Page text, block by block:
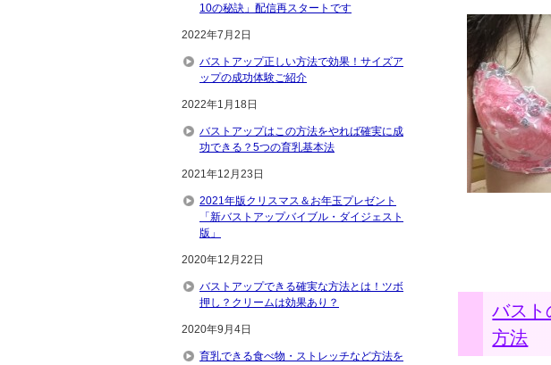
バスト
方法
10の秘訣」配信再スタートです
2022年7月2日
バストアップ正しい方法で効果！サイズア
ップの成功体験ご紹介
2022年1月18日
バストアップはこの方法をやれば確実に成
功できる？5つの育乳基本法
2021年12月23日
2021年版クリスマス＆お年玉プレゼント
「新バストアップバイブル・ダイジェスト
版」
2020年12月22日
バストアップできる確実な方法とは！ツボ
押し？クリームは効果あり？
2020年9月4日
育乳できる食べ物・ストレッチなど方法を